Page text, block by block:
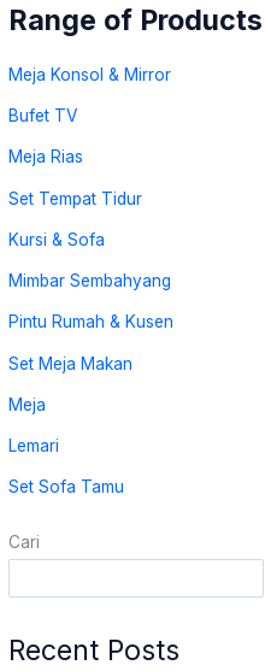
Range of Products
Meja Konsol & Mirror
Bufet TV
Meja Rias
Set Tempat Tidur
Kursi & Sofa
Mimbar Sembahyang
Pintu Rumah & Kusen
Set Meja Makan
Meja
Lemari
Set Sofa Tamu
Cari
Recent Posts